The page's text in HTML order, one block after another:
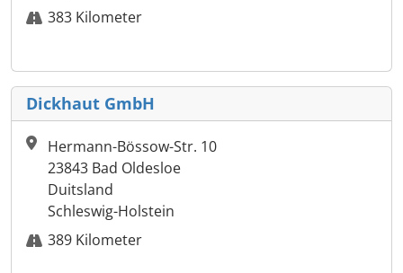
383 Kilometer
Dickhaut GmbH
Hermann-Bössow-Str. 10
23843 Bad Oldesloe
Duitsland
Schleswig-Holstein
389 Kilometer